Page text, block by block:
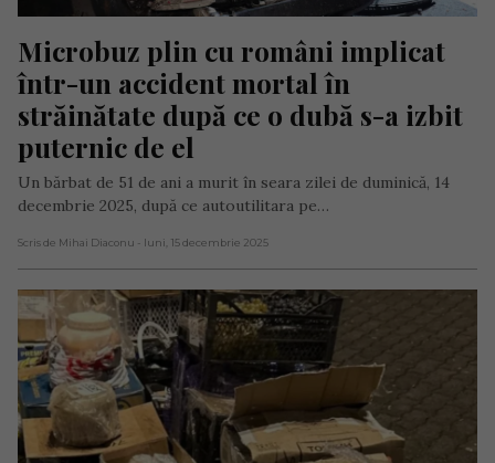
Microbuz plin cu români implicat
într-un accident mortal în
străinătate după ce o dubă s-a izbit
puternic de el
Un bărbat de 51 de ani a murit în seara zilei de duminică, 14
decembrie 2025, după ce autoutilitara pe…
Scris de Mihai Diaconu - luni, 15 decembrie 2025